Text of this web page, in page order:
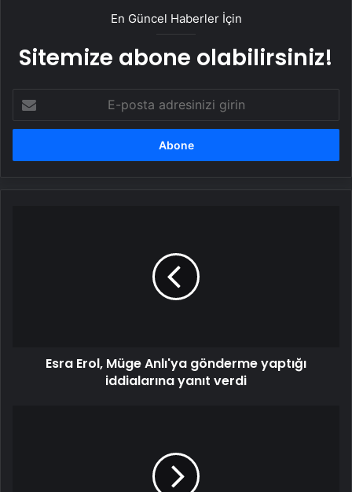
En Güncel Haberler İçin
Sitemize abone olabilirsiniz!
posta
adresinizi
Esra Erol, Müge Anlı'ya gönderme yaptığı
iddialarına yanıt verdi